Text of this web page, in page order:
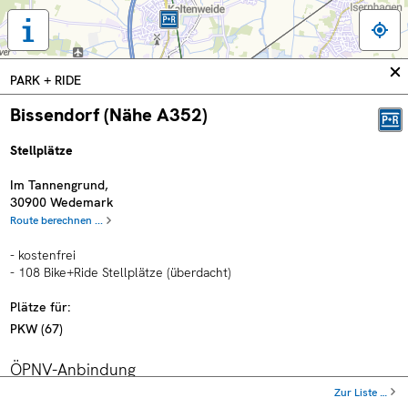
Tastaturbedienung,
Legende
und
weitere
Informationen
anzeigen
PARK + RIDE
Bissendorf (Nähe A352)
Stellplätze
Im Tannengrund,
30900 Wedemark
Route berechnen ...
- kostenfrei
- 108 Bike+Ride Stellplätze (überdacht)
Plätze für:
PKW (67)
ÖPNV-Anbindung
Zur Liste …